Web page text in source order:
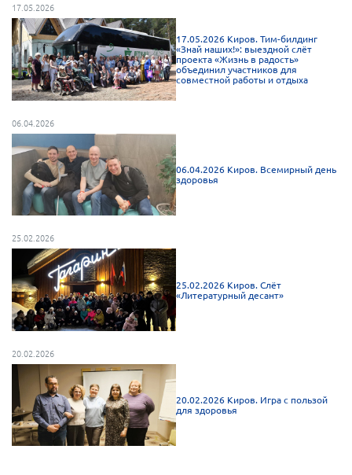
Омская область
Оренбургская область
Пензенская область
Республика Башкортостан
Республика Карелия
Республика Калмыкия
Республика Хакасия
Ростовская область
г. Санкт-Петербург
г. Севастополь
Самарская область СОРС
Самарская область ПРИЗМА
Свердловская область
Смоленская область
Ставропольский край
Сахалинская область
17.05.2026
17.05.2026 Киров. Тим-билдинг
«Знай наших!»: выездной слёт
проекта «Жизнь в радость»
объединил участников для
совместной работы и отдыха
06.04.2026
06.04.2026 Киров. Всемирный день
здоровья
25.02.2026
25.02.2026 Киров. Слёт
«Литературный десант»
20.02.2026
20.02.2026 Киров. Игра с пользой
для здоровья